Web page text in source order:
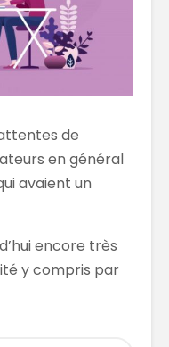
de
en général
avaient un
encore très
y compris par